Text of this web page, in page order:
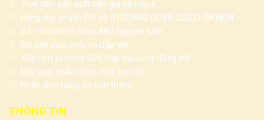
Trực tiếp sản xuất nên giá cả hợp lí
Hàng đạt chuẩn CR số 51523042 QCVN 2:2021/BKHCN
Vỏ mũ làm từ nhựa ABS nguyên sinh
Độ bền cao, chịu va đập tốt
Xốp làm từ nhựa EPS hấp thụ xung động tốt
Dây quai chắc chắn, chịu lực tốt
Nhận đơn hàng 63 tỉnh thành
THÔNG TIN